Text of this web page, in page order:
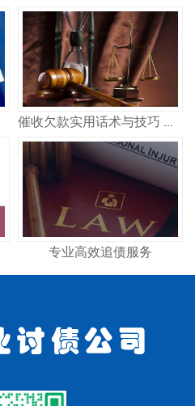
催收欠款实用话术与技巧 合法高效讨债策略
专业高效追债服务